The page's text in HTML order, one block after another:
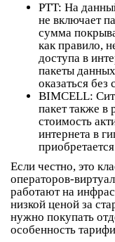
PTT: На
не включает
сумма
как правило,
доступа в
пакеты
оказаться без
BIMCELL:
пакет также в
стоимость
интернета в
Если честно, это
операторов-
работают на
низкой ценой за
нужно покупать
особенность